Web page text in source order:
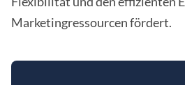
Marketingressourcen fördert.